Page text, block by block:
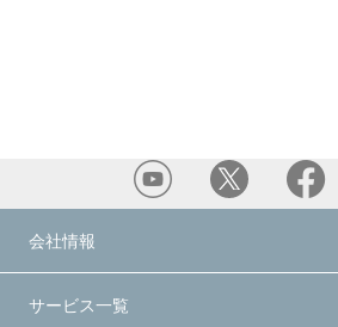
会社情報
サービス一覧